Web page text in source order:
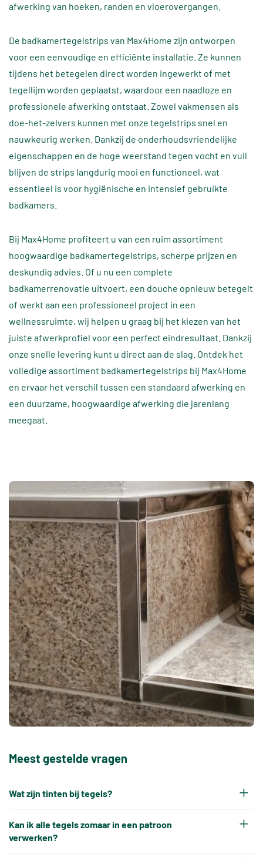
afwerking van hoeken, randen en vloerovergangen.
De badkamertegelstrips van Max4Home zijn ontworpen
voor een eenvoudige en efficiënte installatie. Ze kunnen
tijdens het betegelen direct worden ingewerkt of met
tegellijm worden geplaatst, waardoor een naadloze en
professionele afwerking ontstaat. Zowel vakmensen als
doe-het-zelvers kunnen met onze tegelstrips snel en
nauwkeurig werken. Dankzij de onderhoudsvriendelijke
eigenschappen en de hoge weerstand tegen vocht en vuil
blijven de strips langdurig mooi en functioneel, wat
essentieel is voor hygiënische en intensief gebruikte
badkamers.
Bij Max4Home profiteert u van een ruim assortiment
hoogwaardige badkamertegelstrips, scherpe prijzen en
deskundig advies. Of u nu een complete
badkamerrenovatie uitvoert, een douche opnieuw betegelt
of werkt aan een professioneel project in een
wellnessruimte, wij helpen u graag bij het kiezen van het
juiste afwerkprofiel voor een perfect eindresultaat. Dankzij
onze snelle levering kunt u direct aan de slag. Ontdek het
volledige assortiment badkamertegelstrips bij Max4Home
en ervaar het verschil tussen een standaard afwerking en
een duurzame, hoogwaardige afwerking die jarenlang
meegaat.
Meest gestelde vragen
Wat zijn tinten bij tegels?
een eigen tintnummer. Omdat keramische tegels
een natuurproduct zijn en onder hoge
Kan ik alle tegels zomaar in een patroon
verwerken?